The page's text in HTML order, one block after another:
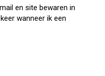
en site bewaren in
wanneer ik een